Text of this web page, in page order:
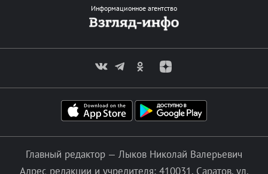
Информационное агентство
Главный редактор — Лыков Николай Валерьевич
Адрес редакции и учредителя: 410031, Саратов, ул.